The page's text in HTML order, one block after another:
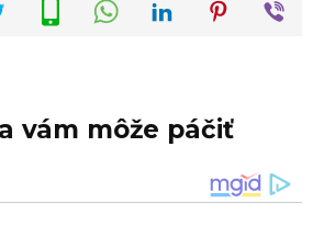
vám môže páčiť